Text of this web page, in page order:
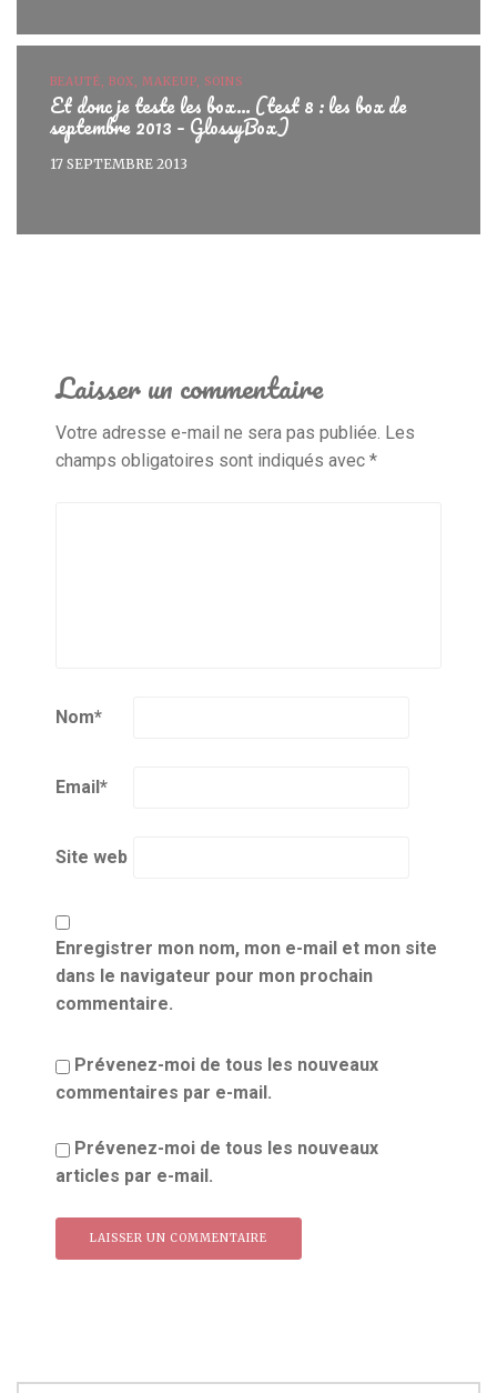
BEAUTÉ, BOX, MAKEUP, SOINS
Et donc je teste les box… (test 8 : les box de
septembre 2013 – GlossyBox)
17 SEPTEMBRE 2013
Laisser un commentaire
Votre adresse e-mail ne sera pas publiée. Les
champs obligatoires sont indiqués avec *
Nom*
Email*
Site web
Enregistrer mon nom, mon e-mail et mon site
dans le navigateur pour mon prochain
commentaire.
Prévenez-moi de tous les nouveaux
commentaires par e-mail.
Prévenez-moi de tous les nouveaux
articles par e-mail.